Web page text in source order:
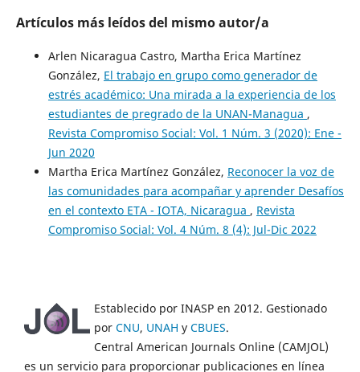
Artículos más leídos del mismo autor/a
Arlen Nicaragua Castro, Martha Erica Martínez
González, El trabajo en grupo como generador de
estrés académico: Una mirada a la experiencia de los
estudiantes de pregrado de la UNAN-Managua ,
Revista Compromiso Social: Vol. 1 Núm. 3 (2020): Ene -
Jun 2020
Martha Erica Martínez González, Reconocer la voz de
las comunidades para acompañar y aprender Desafíos
en el contexto ETA - IOTA, Nicaragua , Revista
Compromiso Social: Vol. 4 Núm. 8 (4): Jul-Dic 2022
Establecido por INASP en 2012. Gestionado
por CNU, UNAH y CBUES.
Central American Journals Online (CAMJOL)
es un servicio para proporcionar publicaciones en línea